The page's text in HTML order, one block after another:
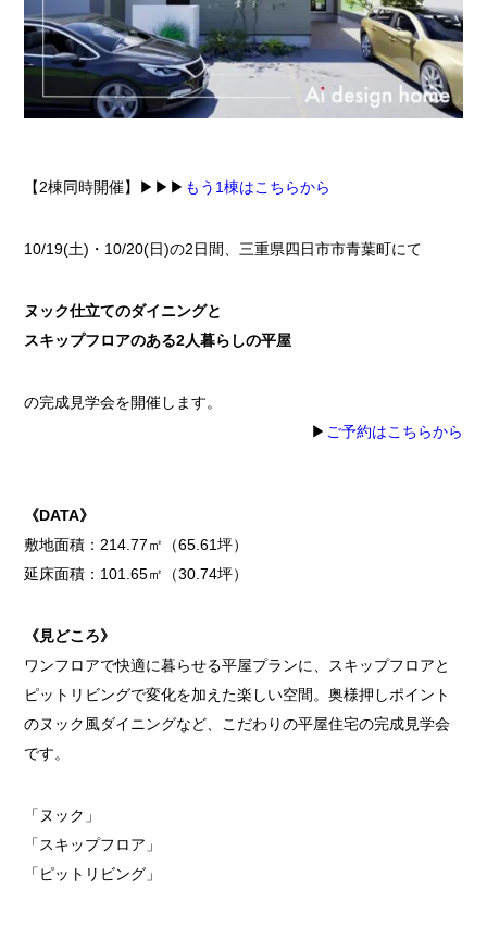
【2棟同時開催】▶▶▶ もう1棟はこちらから
10/19(土)・10/20(日)の2日間、三重県四日市市青葉町にて
ヌック仕立てのダイニングと
スキップフロアのある2人暮らしの平屋
の完成見学会を開催します。
▶ ご予約はこちらから
《DATA》
敷地面積：214.77㎡（65.61坪）
延床面積：101.65㎡（30.74坪）
《見どころ》
ワンフロアで快適に暮らせる平屋プランに、スキップフロアと
ピットリビングで変化を加えた楽しい空間。奥様押しポイント
のヌック風ダイニングなど、こだわりの平屋住宅の完成見学会
です。
「ヌック」
「スキップフロア」
「ピットリビング」